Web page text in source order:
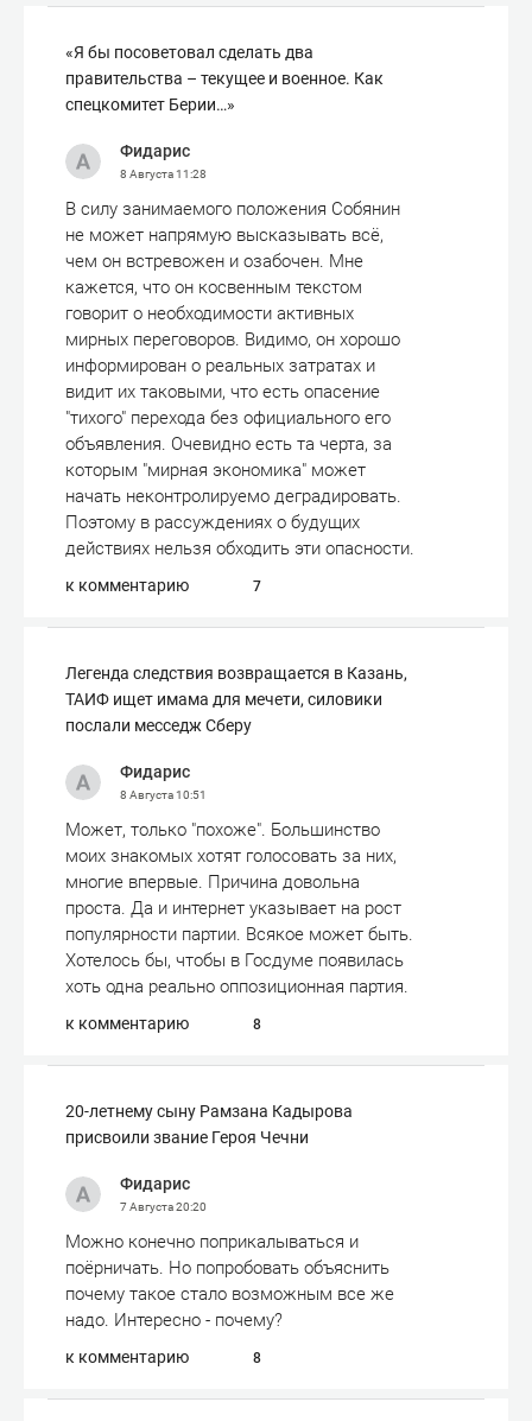
«Я бы посоветовал сделать два
правительства – текущее и военное. Как
спецкомитет Берии…»
Фидарис
8 Августа11:28
В силу занимаемого положения Собянин
не может напрямую высказывать всё,
чем он встревожен и озабочен. Мне
кажется, что он косвенным текстом
говорит о необходимости активных
мирных переговоров. Видимо, он хорошо
информирован о реальных затратах и
видит их таковыми, что есть опасение
"тихого" перехода без официального его
объявления. Очевидно есть та черта, за
которым "мирная экономика" может
начать неконтролируемо деградировать.
Поэтому в рассуждениях о будущих
действиях нельзя обходить эти опасности.
к комментарию 7
Легенда следствия возвращается в Казань,
ТАИФ ищет имама для мечети, силовики
послали месседж Сберу
Фидарис
8 Августа10:51
Может, только "похоже". Большинство
моих знакомых хотят голосовать за них,
многие впервые. Причина довольна
проста. Да и интернет указывает на рост
популярности партии. Всякое может быть.
Хотелось бы, чтобы в Госдуме появилась
хоть одна реально оппозиционная партия.
к комментарию 8
20-летнему сыну Рамзана Кадырова
присвоили звание Героя Чечни
Фидарис
7 Августа20:20
Можно конечно поприкалываться и
поёрничать. Но попробовать объяснить
почему такое стало возможным все же
надо. Интересно - почему?
к комментарию 8